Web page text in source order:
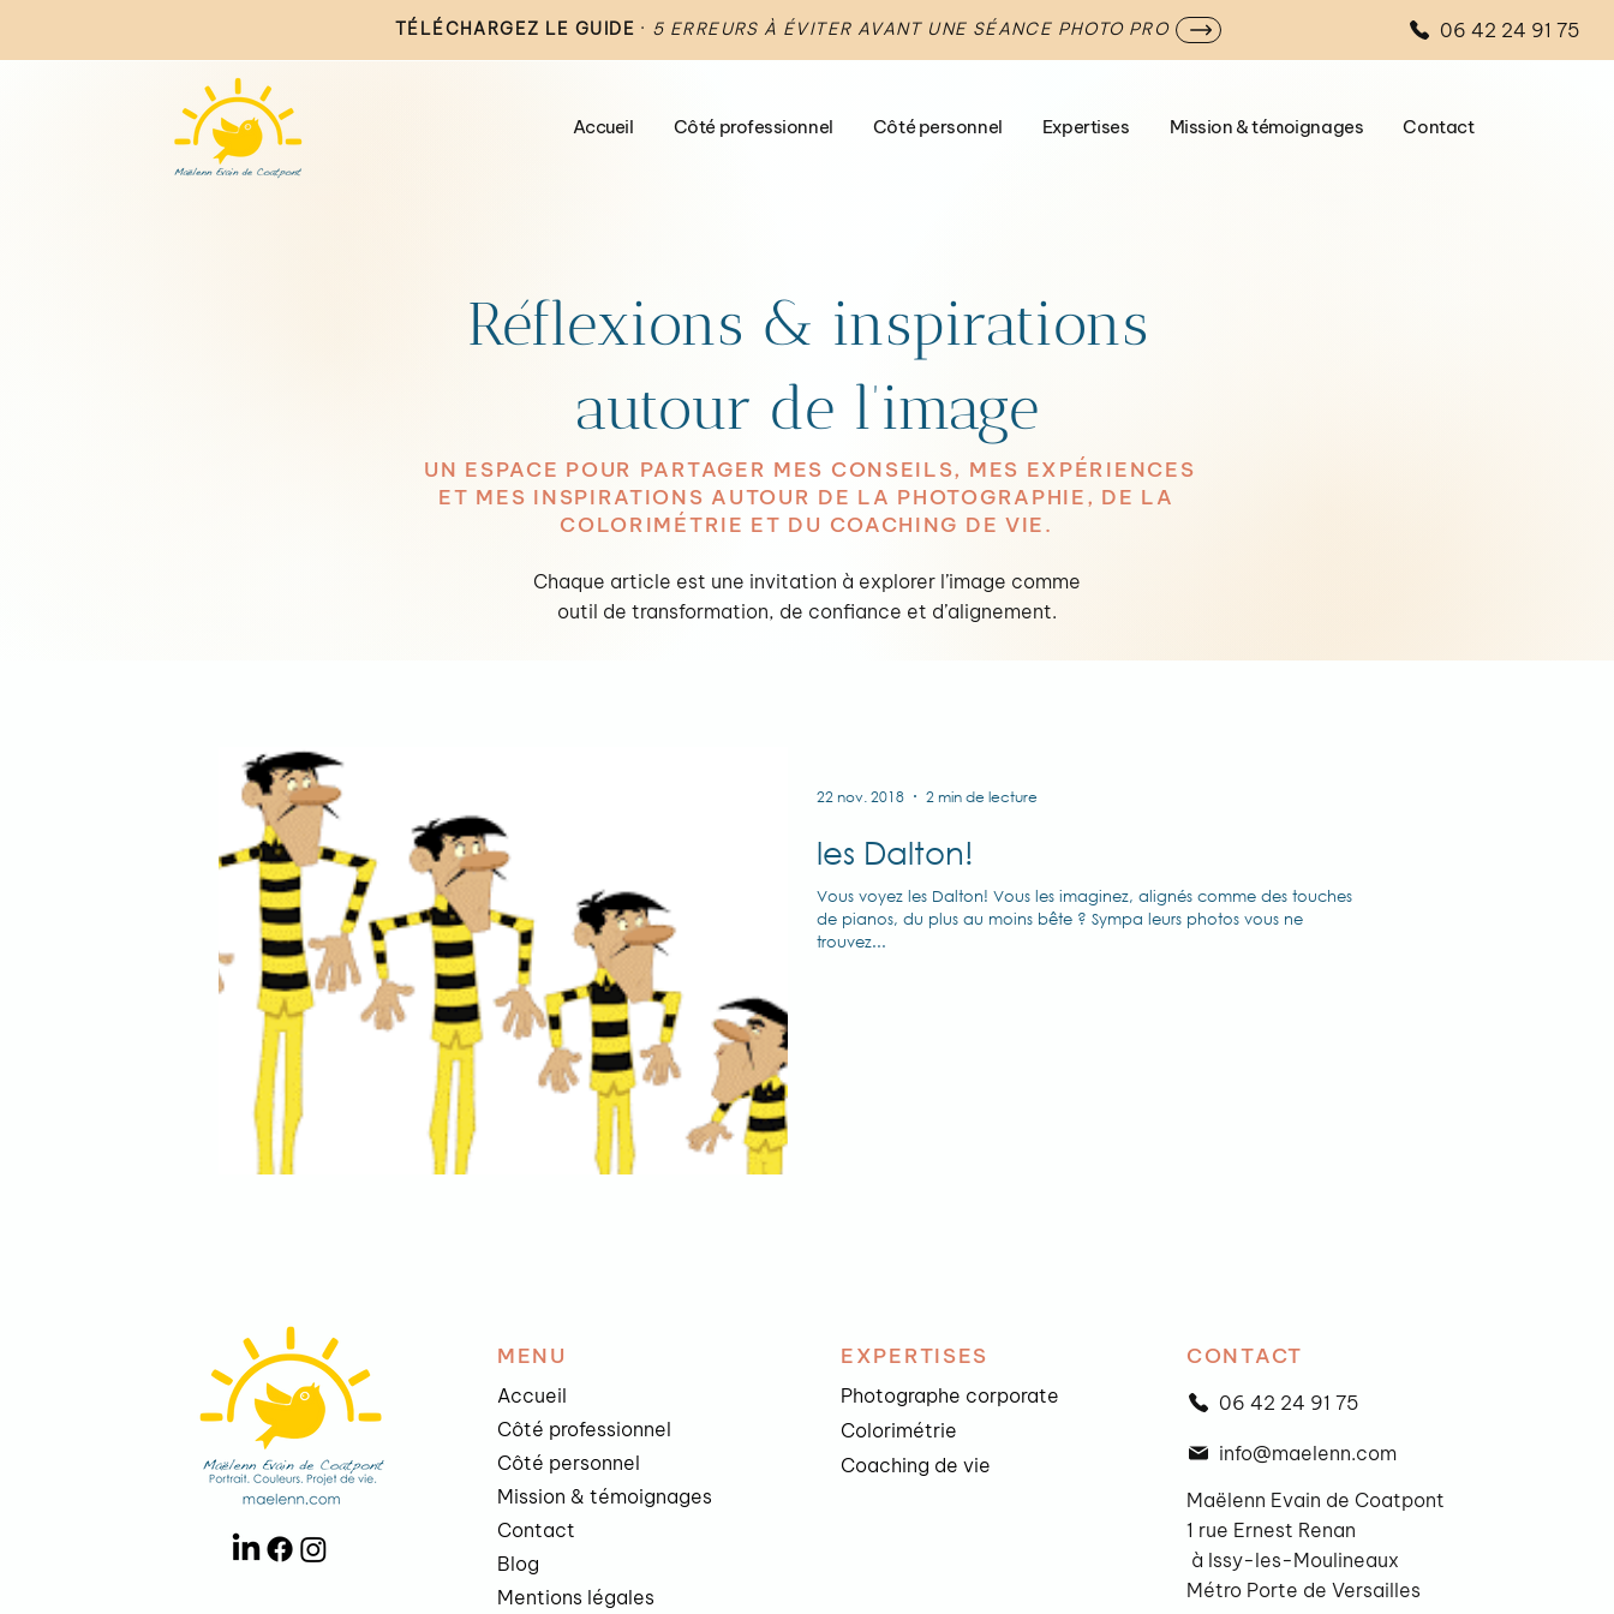
TÉLÉCHARGEZ LE GUIDE · 5 ERREURS À ÉVITER AVANT UNE SÉANCE PHOTO PRO 06 42 24 91 75
Accueil Côté professionnel Côté personnel Expertises Mission & témoignages Contact
Réflexions & inspirations
autour de l’image
UN ESPACE POUR PARTAGER MES CONSEILS, MES EXPÉRIENCES
ET MES INSPIRATIONS AUTOUR DE LA PHOTOGRAPHIE, DE LA
COLORIMÉTRIE ET DU COACHING DE VIE.
Chaque article est une invitation à explorer l’image comme
outil de transformation, de confiance et d’alignement.
les Dalton!
Vous voyez les Dalton! Vous les imaginez, alignés comme des touches
de pianos, du plus au moins bête ? Sympa leurs photos vous ne
trouvez...
22 nov. 2018 2 min de lecture
MENU
Accueil
Côté professionnel
Côté personnel
Mission & témoignages
Contact
Blog
Mentions légales
EXPERTISES
Photographe corporate
Colorimétrie
Coaching de vie
CONTACT
06 42 24 91 75
info@maelenn.com
Maëlenn Evain de Coatpont
1 rue Ernest Renan
à Issy-les-Moulineaux
Métro Porte de Versailles